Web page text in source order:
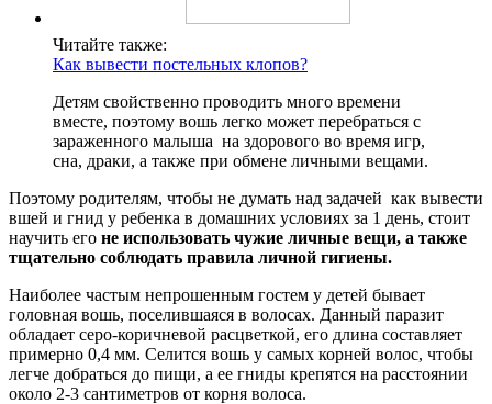
Читайте также:
Как вывести постельных клопов?
Детям свойственно проводить много времени
вместе, поэтому вошь легко может перебраться с
зараженного малыша на здорового во время игр,
сна, драки, а также при обмене личными вещами.
Поэтому родителям, чтобы не думать над задачей как вывести
вшей и гнид у ребенка в домашних условиях за 1 день, стоит
научить его не использовать чужие личные вещи, а также
тщательно соблюдать правила личной гигиены.
Наиболее частым непрошенным гостем у детей бывает
головная вошь, поселившаяся в волосах. Данный паразит
обладает серо-коричневой расцветкой, его длина составляет
примерно 0,4 мм. Селится вошь у самых корней волос, чтобы
легче добраться до пищи, а ее гниды крепятся на расстоянии
около 2-3 сантиметров от корня волоса.